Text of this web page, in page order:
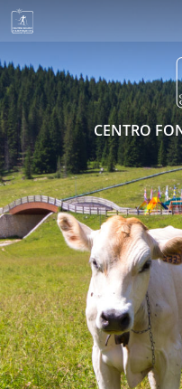
CENTRO